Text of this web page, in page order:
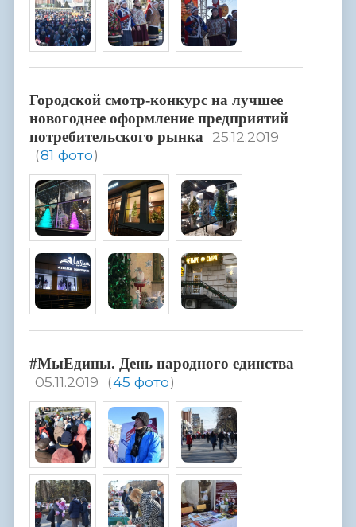
Городской смотр-конкурс на лучшее
новогоднее оформление предприятий
потребительского рынка
25.12.2019
(81 фото)
#МыЕдины. День народного единства
05.11.2019
(45 фото)